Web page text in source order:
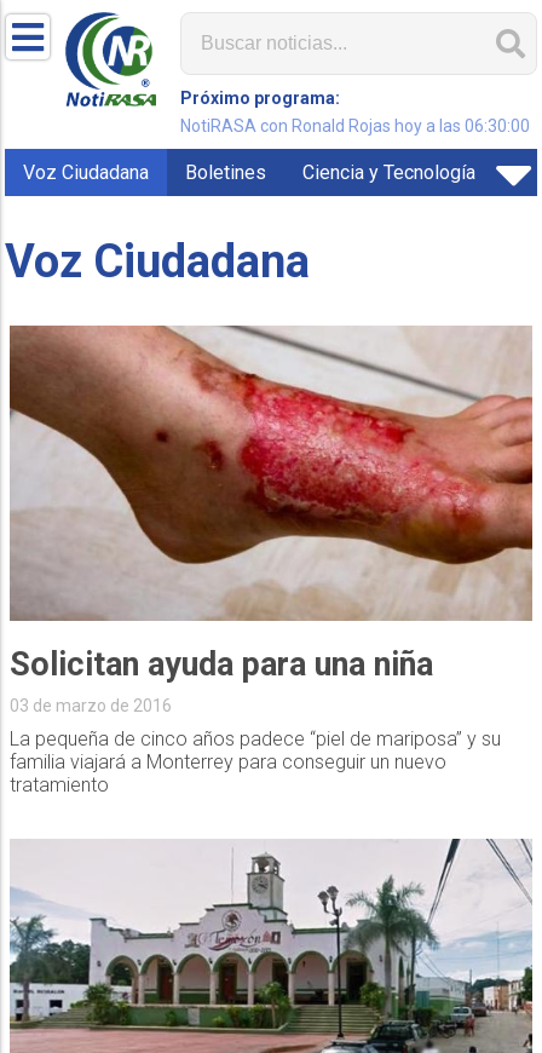
Próximo programa:
NotiRASA con Ronald Rojas hoy a las 06:30:00
Voz Ciudadana Boletines Ciencia y Tecnología
Voz Ciudadana
Solicitan ayuda para una niña
03 de marzo de 2016
La pequeña de cinco años padece “piel de mariposa” y su
familia viajará a Monterrey para conseguir un nuevo
tratamiento